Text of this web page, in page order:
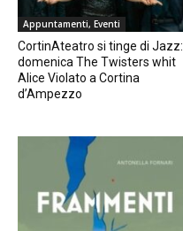
Appuntamenti, Eventi
CortinAteatro si tinge di Jazz:
domenica The Twisters whit
Alice Violato a Cortina
d’Ampezzo